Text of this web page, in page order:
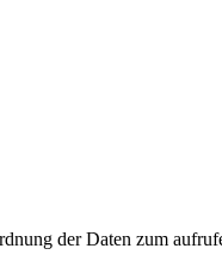
der Daten zum